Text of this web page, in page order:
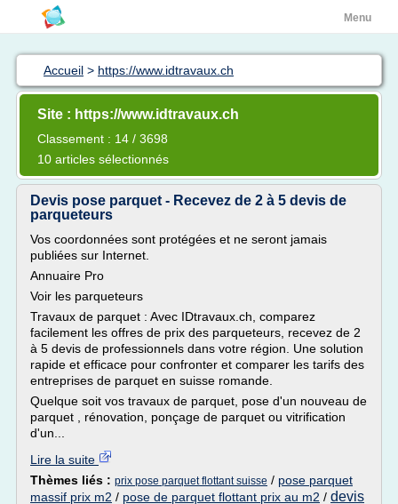
Menu
Accueil > https://www.idtravaux.ch
Site : https://www.idtravaux.ch
Classement : 14 / 3698
10 articles sélectionnés
Devis pose parquet - Recevez de 2 à 5 devis de
parqueteurs
Vos coordonnées sont protégées et ne seront jamais
publiées sur Internet.
Annuaire Pro
Voir les parqueteurs
Travaux de parquet : Avec IDtravaux.ch, comparez
facilement les offres de prix des parqueteurs, recevez de 2
à 5 devis de professionnels dans votre région. Une solution
rapide et efficace pour confronter et comparer les tarifs des
entreprises de parquet en suisse romande.
Quelque soit vos travaux de parquet, pose d'un nouveau de
parquet , rénovation, ponçage de parquet ou vitrification
d'un...
Lire la suite
Thèmes liés : prix pose parquet flottant suisse / pose parquet
massif prix m2 / pose de parquet flottant prix au m2 / devis